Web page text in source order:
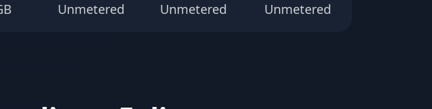
Unmetered Unmetered Unmetered